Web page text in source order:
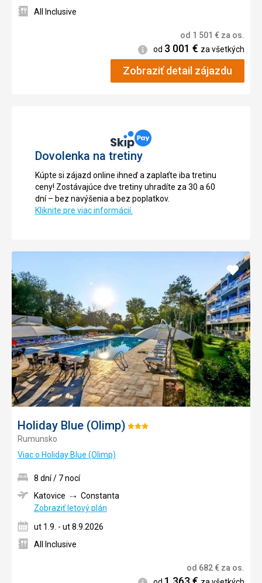
All Inclusive
od 1 501 € za os.
Informácie
od 3 001 € za všetkých
Zobraziť detail zájazdu
Dovolenka na tretiny
Kúpte si zájazd online ihneď a zaplaťte iba tretinu
ceny! Zostávajúce dve tretiny uhradíte za 30 a 60
dní – bez navýšenia a bez poplatkov.
Kliknite pre viac informácií.
Holiday Blue (Olimp) Hodnotenie:
Rumunsko
Viac o Holiday Blue (Olimp)
Pridať
do
8 dní / 7 nocí
Katovice
Constanta
Zobraziť letový plán
ut 1.9. - ut 8.9.2026
All Inclusive
od 682€ za os.
Informácie